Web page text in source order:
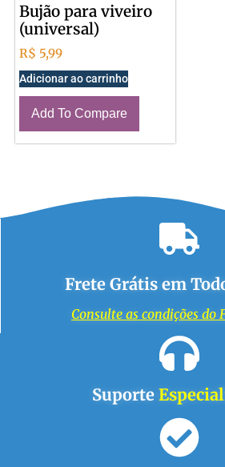
Bujão para viveiro
(universal)
R$ 5,99
Adicionar ao carrinho
Add To Compare
Frete Grátis em
Consulte as condições do
Suporte